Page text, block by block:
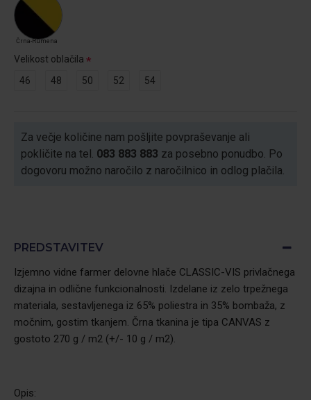
Črna-Rumena
Velikost oblačila
46
48 50 52 54
Za večje količine nam pošljite povpraševanje ali
pokličite na tel. 083 883 883 za posebno ponudbo. Po
dogovoru možno naročilo z naročilnico in odlog plačila.
PREDSTAVITEV
Izjemno vidne farmer delovne hlače CLASSIC-VIS privlačnega
dizajna in odlične funkcionalnosti. Izdelane iz zelo trpežnega
materiala, sestavljenega iz 65% poliestra in 35% bombaža, z
močnim, gostim tkanjem. Črna tkanina je tipa CANVAS z
gostoto 270 g / m2 (+/- 10 g / m2).
Opis: